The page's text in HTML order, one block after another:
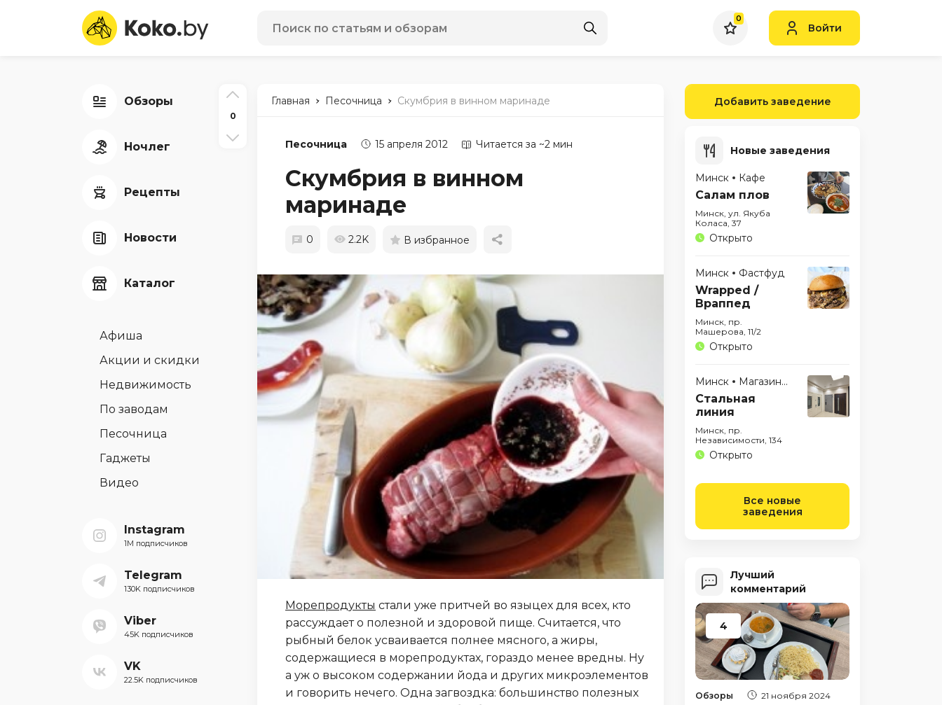
0
Войти
Обзоры
Ночлег
Рецепты
Новости
Каталог
Афиша
Акции и скидки
Недвижимость
По заводам
Песочница
Гаджеты
Видео
Instagram
1M подписчиков
Telegram
130K подписчиков
Viber
45K подписчиков
VK
22.5K подписчиков
0
Главная - Песочница - Скумбрия в винном маринаде
Песочница 15 апреля 2012 Читается за ~2 мин
Скумбрия в винном
маринаде
0 2.2K В избранное
Морепродукты стали уже притчей во языцех для всех, кто
рассуждает о полезной и здоровой пище. Считается, что
рыбный белок усваивается полнее мясного, а жиры,
содержащиеся в морепродуктах, гораздо менее вредны. Ну
а уж о высоком содержании йода и других микроэлементов
и говорить нечего. Одна загвоздка: большинство полезных
Добавить заведение
Новые заведения
Минск Кафе
Салам плов
Минск, ул. Якуба
Коласа, 37
Открыто
Минск Фастфуд
Wrapped /
Враппед
Минск, пр.
Машерова, 11/2
Открыто
Минск Магазины
Стальная
линия
Минск, пр.
Независимости, 134
Открыто
Все новые
заведения
Лучший
комментарий
4
Обзоры 21 ноября 2024